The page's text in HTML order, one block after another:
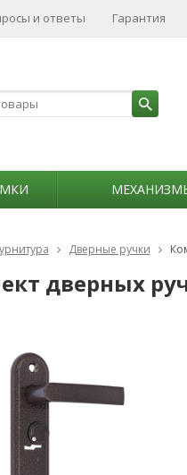
и ответы Гарантия
Дверные ручки
дверных